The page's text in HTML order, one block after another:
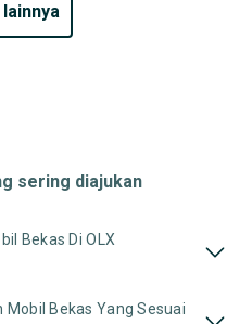
lainnya
sering diajukan
Bekas Di OLX
Bekas Yang Sesuai